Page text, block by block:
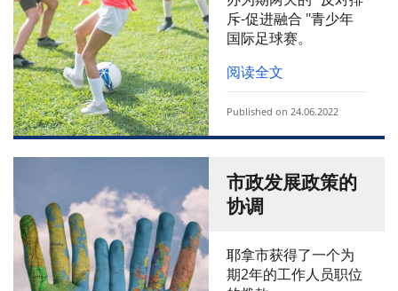
斥-促进融合 "青少年
国际足球赛。
阅读全文
Published on 24.06.2022
市政发展政策的
协调
耶拿市获得了一个为
期2年的工作人员职位